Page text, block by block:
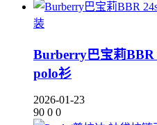
装
Burberry巴宝莉BBR
polo衫
2026-01-23
90 0 0